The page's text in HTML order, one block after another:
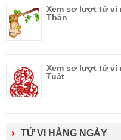
Xem sơ lượt tử vi
Thân
Xem sơ lượt tử vi
Tuất
TỬ VI HÀNG NGÀY